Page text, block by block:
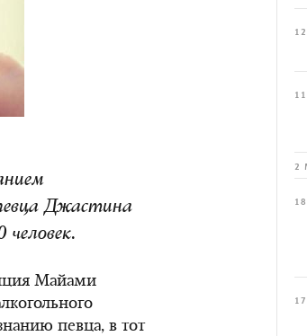
Джастина
человек.
Майами
певца, в тот
2